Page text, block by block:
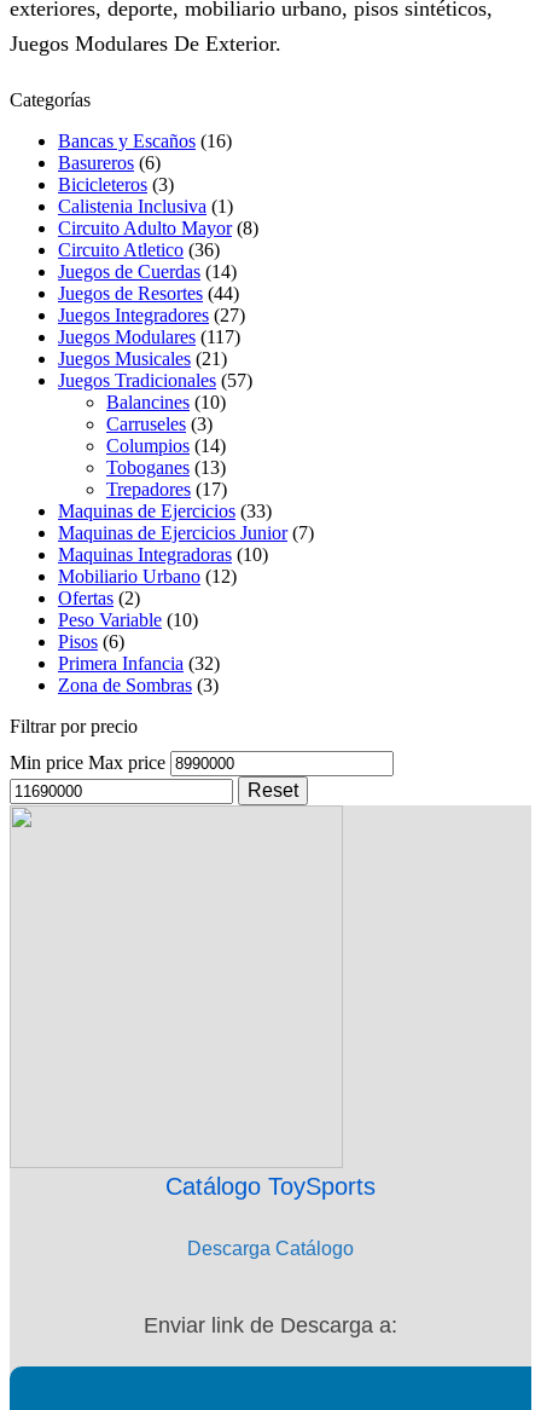
exteriores, deporte, mobiliario urbano, pisos sintéticos,
Juegos Modulares De Exterior.
Categorías
Bancas y Escaños (16)
Basureros (6)
Bicicleteros (3)
Calistenia Inclusiva (1)
Circuito Adulto Mayor (8)
Circuito Atletico (36)
Juegos de Cuerdas (14)
Juegos de Resortes (44)
Juegos Integradores (27)
Juegos Modulares (117)
Juegos Musicales (21)
Juegos Tradicionales (57)
Balancines (10)
Carruseles (3)
Columpios (14)
Toboganes (13)
Trepadores (17)
Maquinas de Ejercicios (33)
Maquinas de Ejercicios Junior (7)
Maquinas Integradoras (10)
Mobiliario Urbano (12)
Ofertas (2)
Peso Variable (10)
Pisos (6)
Primera Infancia (32)
Zona de Sombras (3)
Filtrar por precio
Min price Max price
Reset
Catálogo ToySports
Descarga Catálogo
Enviar link de Descarga a: